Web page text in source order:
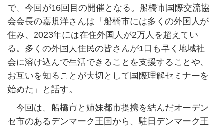
で、今回が16回目の開催となる。船橋市国際交流協
会会長の嘉規洋さんは「船橋市には多くの外国人が
住み、2023年には在住外国人が2万人を超えてい
る。多くの外国人住民の皆さんが1日も早く地域社
会に溶け込んで生活できることを支援することや、
お互いを知ることが大切として国際理解セミナーを
始めた」と話す。
今回は、船橋市と姉妹都市提携を結んだオーデン
セ市のあるデンマーク王国から、駐日デンマーク王